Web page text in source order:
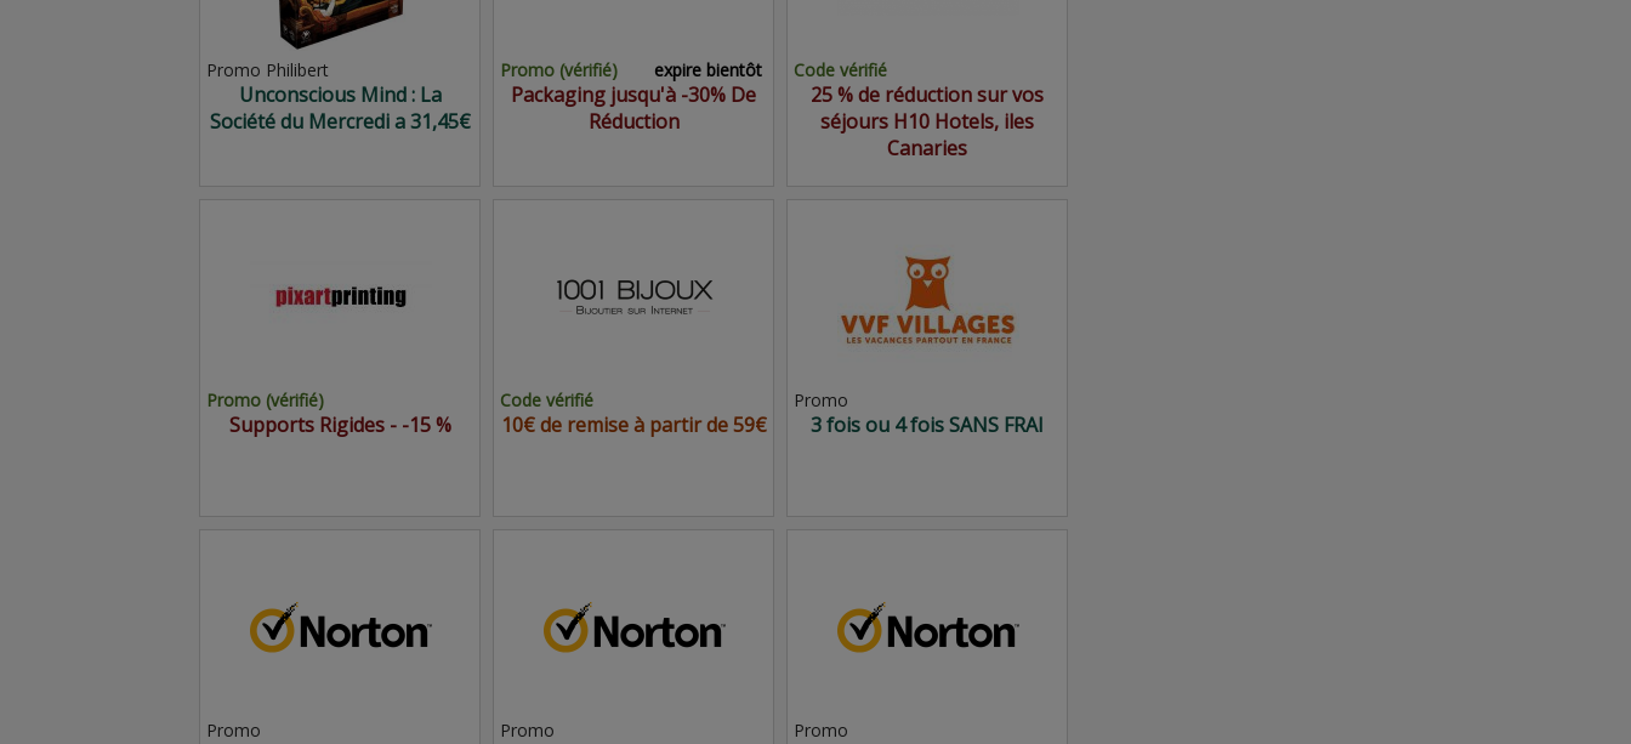
Promo Philibert
Unconscious Mind : La
Société du Mercredi a 31,45€
Promo (vérifié) expire bientôt
Packaging jusqu'à -30% De
Réduction
Code vérifié
25 % de réduction sur vos
séjours H10 Hotels, iles
Canaries
Promo (vérifié)
Supports Rigides - -15 %
Code vérifié
10€ de remise à partir de 59€
Promo
3 fois ou 4 fois SANS FRAI
Promo Promo Promo